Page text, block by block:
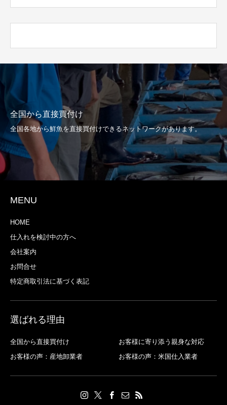
全国から直接買付け
全国各地から鮮魚を直接買付けできるネットワークがあります。
MENU
HOME
仕入れを検討中の方へ
会社案内
お問合せ
特定商取引法に基づく表記
選ばれる理由
全国から直接買付け
お客様に寄り添う親身な対応
お客様の声：産地卸業者
お客様の声：米国仕入業者